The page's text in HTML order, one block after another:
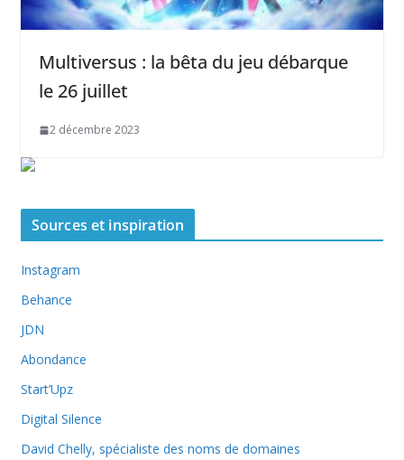
Multiversus : la bêta du jeu débarque
le 26 juillet
2 décembre 2023
Sources et inspiration
Instagram
Behance
JDN
Abondance
Start’Upz
Digital Silence
David Chelly, spécialiste des noms de domaines